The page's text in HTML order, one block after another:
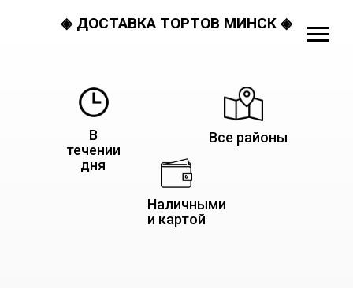
◈ ДОСТАВКА ТОРТОВ МИНСК ◈
В
течении
дня
Все районы
Наличными
и картой